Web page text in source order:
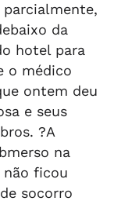
da
hotel para
o médico
ontem deu
e seus
?A
na
não ficou
socorro